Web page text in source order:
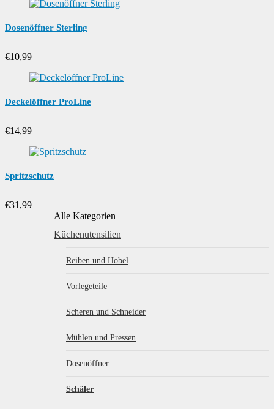
Dosenöffner Sterling
€10,99
Deckelöffner ProLine
€14,99
Spritzschutz
€31,99
Alle Kategorien
Küchenutensilien
Reiben und Hobel
Vorlegeteile
Scheren und Schneider
Mühlen und Pressen
Dosenöffner
Schäler